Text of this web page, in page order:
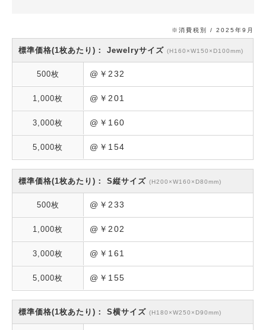
※消費税別 / 2025年9月
Jewelryサイズ(H160×W150×D100mm)
@￥232
@￥201
@￥160
@￥154
S縦サイズ(H200×W160×D80mm)
@￥233
@￥202
@￥161
@￥155
S横サイズ(H180×W250×D90mm)